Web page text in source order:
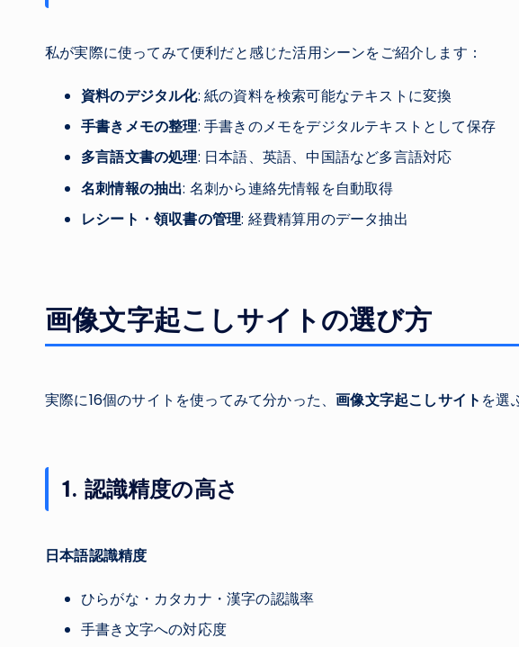
私が実際に使ってみて便利だと感じた活用シーンをご紹介します：
資料のデジタル化: 紙の資料を検索可能なテキストに変換
手書きメモの整理: 手書きのメモをデジタルテキストとして保存
多言語文書の処理: 日本語、英語、中国語など多言語対応
名刺情報の抽出: 名刺から連絡先情報を自動取得
レシート・領収書の管理: 経費精算用のデータ抽出
画像文字起こしサイトの選び方
実際に16個のサイトを使ってみて分かった、画像文字起こしサイト を選
1. 認識精度の高さ
日本語認識精度
ひらがな・カタカナ・漢字の認識率
手書き文字への対応度